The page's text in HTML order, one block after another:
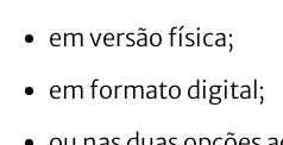
em versão física;
em formato digital;